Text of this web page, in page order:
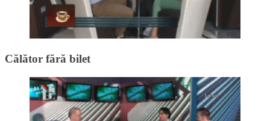
Călător fără bilet